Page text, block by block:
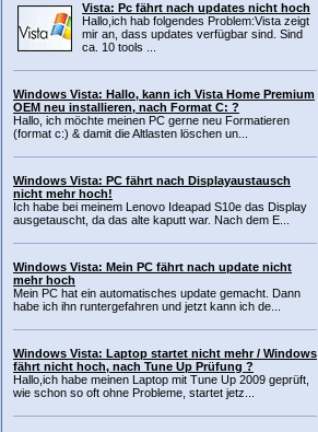
Vista: Pc fährt nach updates nicht hoch
Hallo,ich hab folgendes Problem:Vista zeigt
mir an, dass updates verfügbar sind. Sind
ca. 10 tools ...
Windows Vista: Hallo, kann ich Vista Home Premium
OEM neu installieren, nach Format C: ?
Hallo, ich möchte meinen PC gerne neu Formatieren
(format c:) & damit die Altlasten löschen un...
Windows Vista: PC fährt nach Displayaustausch
nicht mehr hoch!
Ich habe bei meinem Lenovo Ideapad S10e das Display
ausgetauscht, da das alte kaputt war. Nach dem E...
Windows Vista: Mein PC fährt nach update nicht
mehr hoch
Mein PC hat ein automatisches update gemacht. Dann
habe ich ihn runtergefahren und jetzt kann ich de...
Windows Vista: Laptop startet nicht mehr / Windows
fährt nicht hoch, nach Tune Up Prüfung ?
Hallo,ich habe meinen Laptop mit Tune Up 2009 geprüft,
wie schon so oft ohne Probleme, startet jetz...